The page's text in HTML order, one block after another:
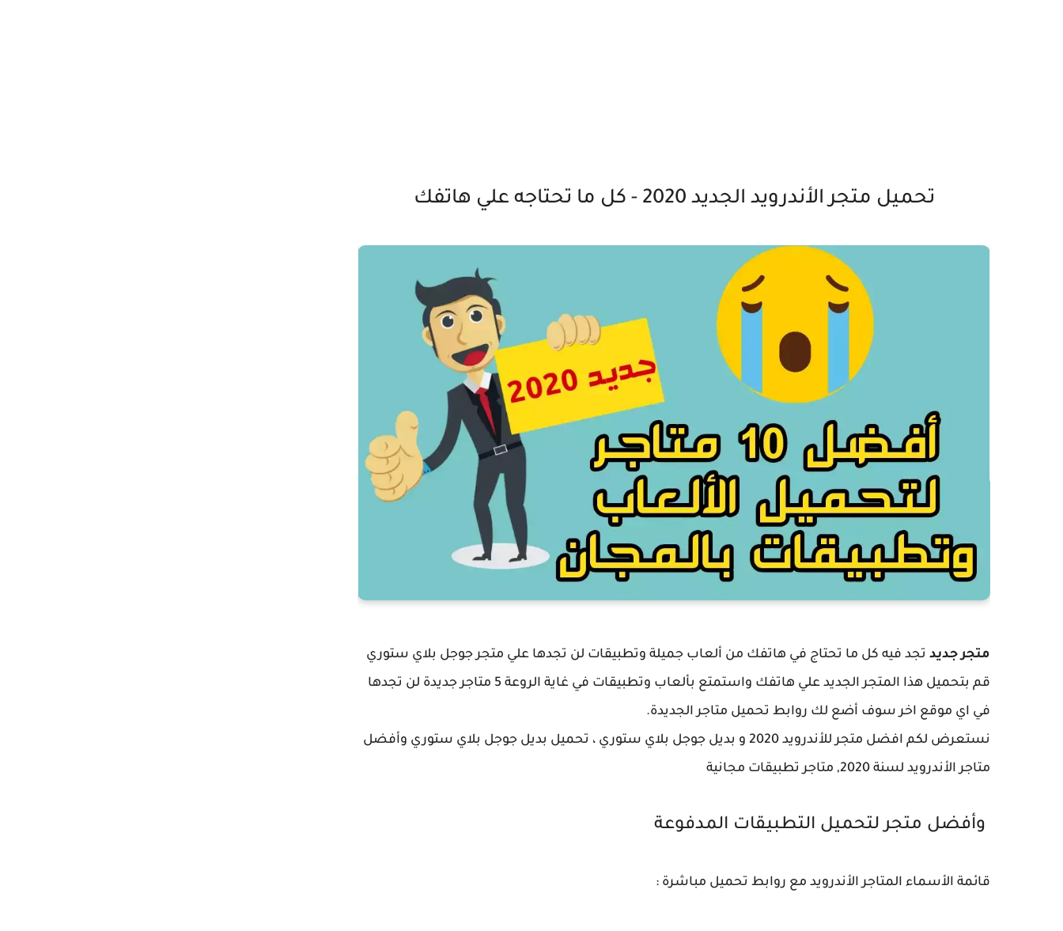
تحميل متجر الأندرويد الجديد 2020 - كل ما تحتاجه علي هاتفك
متجر جديد تجد فيه كل ما تحتاج في هاتفك من ألعاب جميلة وتطبيقات لن تجدها علي متجر جوجل بلاي ستوري
قم بتحميل هذا المتجر الجديد علي هاتفك واستمتع بألعاب وتطبيقات في غاية الروعة 5 متاجر جديدة لن تجدها
في اي موقع اخر سوف أضع لك روابط تحميل متاجر الجديدة.
نستعرض لكم افضل متجر للأندرويد 2020 و بديل جوجل بلاي ستوري ، تحميل بديل جوجل بلاي ستوري وأفضل
متاجر الأندرويد لسنة 2020, متاجر تطبيقات مجانية
وأفضل متجر لتحميل التطبيقات المدفوعة
قائمة الأسماء المتاجر الأندرويد مع روابط تحميل مباشرة :